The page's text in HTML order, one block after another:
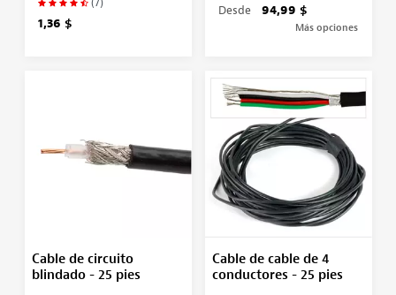
1,36 $
Desde 94,99 $
Más opciones
Cable de circuito
blindado - 25 pies
Cable de cable de 4
conductores - 25 pies